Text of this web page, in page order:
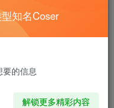
，推着粉色公路车穿
色的青春气息转化为
知名Coser
的信息
解锁更多精彩内容